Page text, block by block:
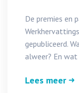
De premies en
gepubliceerd.
alweer? En wat
Lees meer